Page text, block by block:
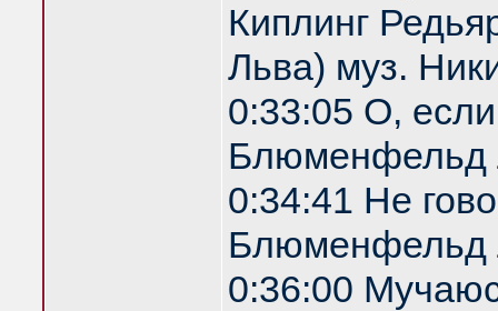
Киплинг
Льва) муз.
0:33:05 О,
Блюменфельд
0:34:41 Не
Блюменфельд
0:36:00